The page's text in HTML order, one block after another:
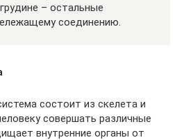
– остальные
соединению.
состоит из скелета и
совершать различные
внутренние органы от